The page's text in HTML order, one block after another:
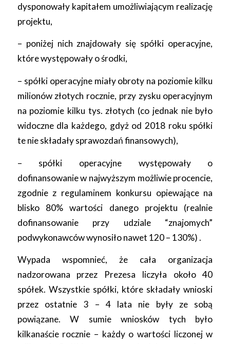
dysponowały kapitałem umożliwiającym realizację
projektu,
– poniżej nich znajdowały się spółki operacyjne,
które występowały o środki,
– spółki operacyjne miały obroty na poziomie kilku
milionów złotych rocznie, przy zysku operacyjnym
na poziomie kilku tys. złotych (co jednak nie było
widoczne dla każdego, gdyż od 2018 roku spółki
te nie składały sprawozdań finansowych),
– spółki operacyjne występowały o
dofinansowanie w najwyższym możliwie procencie,
zgodnie z regulaminem konkursu opiewające na
blisko 80% wartości danego projektu (realnie
dofinansowanie przy udziale “znajomych”
podwykonawców wynosiło nawet 120 – 130%) .
Wypada wspomnieć, że cała organizacja
nadzorowana przez Prezesa liczyła około 40
spółek. Wszystkie spółki, które składały wnioski
przez ostatnie 3 – 4 lata nie były ze sobą
powiązane. W sumie wniosków tych było
kilkanaście rocznie – każdy o wartości liczonej w